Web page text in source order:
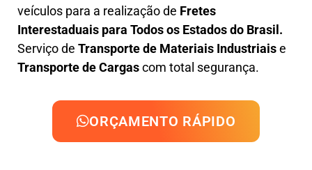
veículos para a realização de Fretes
Interestaduais para Todos os Estados do Brasil.
Serviço de Transporte de Materiais Industriaise
Transporte de Cargascom total segurança.
ORÇAMENTO RÁPIDO